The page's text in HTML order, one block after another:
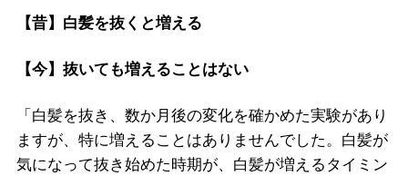
【昔】白髪を抜くと増える
【今】抜いても増えることはない
「白髪を抜き、数か月後の変化を確かめた実験があり
ますが、特に増えることはありませんでした。白髪が
気になって抜き始めた時期が、白髪が増えるタイミン